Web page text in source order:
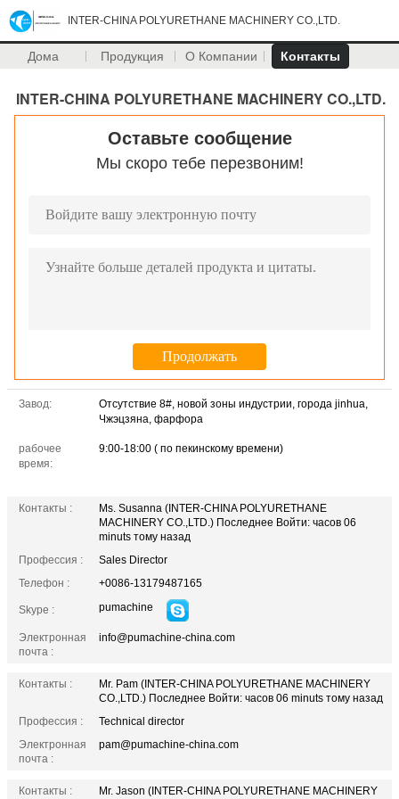
INTER-CHINA POLYURETHANE MACHINERY CO.,LTD.
Дома Продукция О Компании Контакты
INTER-CHINA POLYURETHANE MACHINERY CO.,LTD.
Оставьте сообщение
Мы скоро тебе перезвоним!
Завод:
Отсутствие 8#, новой зоны индустрии, города jinhua,
Чжэцзяна, фарфора
рабочее
время:
9:00-18:00 ( по пекинскому времени)
Контакты :
Ms. Susanna (INTER-CHINA POLYURETHANE
MACHINERY CO.,LTD.) Последнее Войти: часов 06
minuts тому назад
Профессия :
Sales Director
Телефон :
+0086-13179487165
Skype : pumachine
Электронная
почта :
info@pumachine-china.com
Контакты :
Mr. Pam (INTER-CHINA POLYURETHANE MACHINERY
CO.,LTD.) Последнее Войти: часов 06 minuts тому назад
Профессия :
Technical director
Электронная
почта :
pam@pumachine-china.com
Контакты : Mr. Jason (INTER-CHINA POLYURETHANE MACHINERY